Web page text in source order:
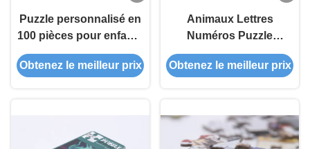
Puzzle personnalisé en
100 pièces pour enfants
de 5 ans
Obtenez le meilleur prix
Animaux Lettres
Numéros Puzzle
éducatif 100 pièces sur
mesure
Obtenez le meilleur prix